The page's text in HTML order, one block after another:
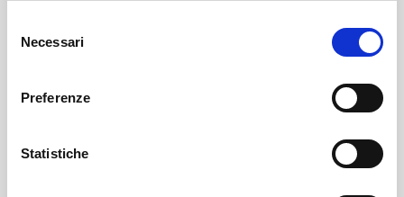
delNecessari
Preferenze
Statistiche
Obituaries